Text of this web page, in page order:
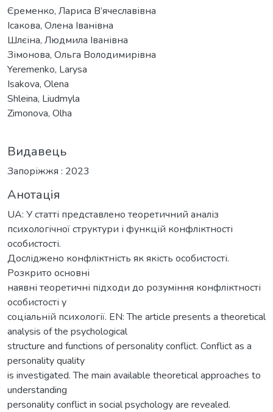
Єременко, Лариса В’ячеславівна
Ісакова, Олена Іванівна
Шлєіна, Людмила Іванівна
Зімонова, Ольга Володимирівна
Yeremenko, Larysa
Isakova, Olena
Shleina, Liudmyla
Zimonova, Olha
Видавець
Запоріжжя : 2023
Анотація
UA: У статті представлено теоретичний аналіз
психологічної структури і функцій конфліктності
особистості.
Досліджено конфліктність як якість особистості.
Розкрито основні
наявні теоретичні підходи до розуміння конфліктності
особистості у
соціальній психології. EN: The article presents a theoretical
analysis of the psychological
structure and functions of personality conflict. Conflict as a
personality quality
is investigated. The main available theoretical approaches to
understanding
personality conflict in social psychology are revealed.